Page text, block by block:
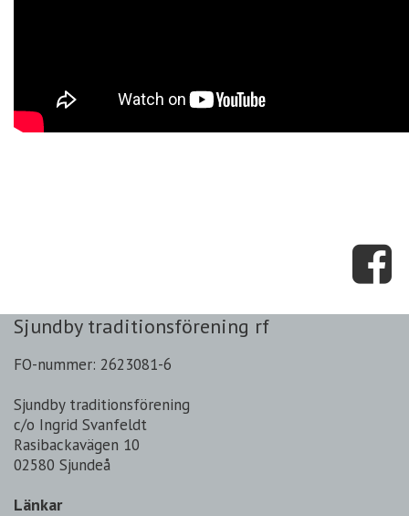
Sjundby traditionsförening rf
FO-nummer: 2623081-6
Sjundby traditionsförening
c/o Ingrid Svanfeldt
Rasibackavägen 10
02580 Sjundeå
Länkar